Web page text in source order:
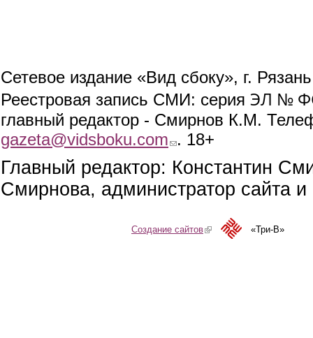
Сетевое издание «Вид сбоку», г.
Реестровая запись СМИ: серия ЭЛ №
главный редактор - Смирнов К.М.
gazeta@vidsboku.com (link sends e-mail)
. 18+
Главный редактор: Константин
Смирнова, администратор сайта
Создание сайтов(link is external)«Три-В»